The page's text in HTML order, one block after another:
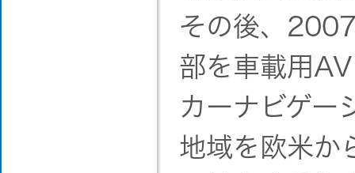
その後、
部を車載用
カーナビゲー
地域を欧米か